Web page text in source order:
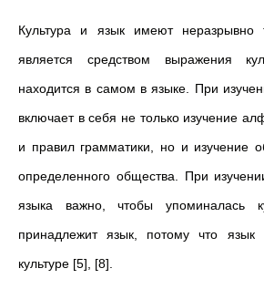
Культура и язык имеют неразрывно
является средством выражения
находится в самом в языке. При
включает в себя не только изучение
и правил грамматики, но и изучение
определенного общества. При
языка важно, чтобы упоминалась
принадлежит язык, потому что язык
культуре [5], [8].